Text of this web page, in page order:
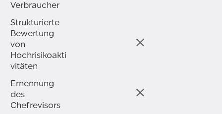
Verbraucher
Strukturierte
Bewertung
von
Hochrisikoakti
vitäten
Ernennung
des
Chefrevisors